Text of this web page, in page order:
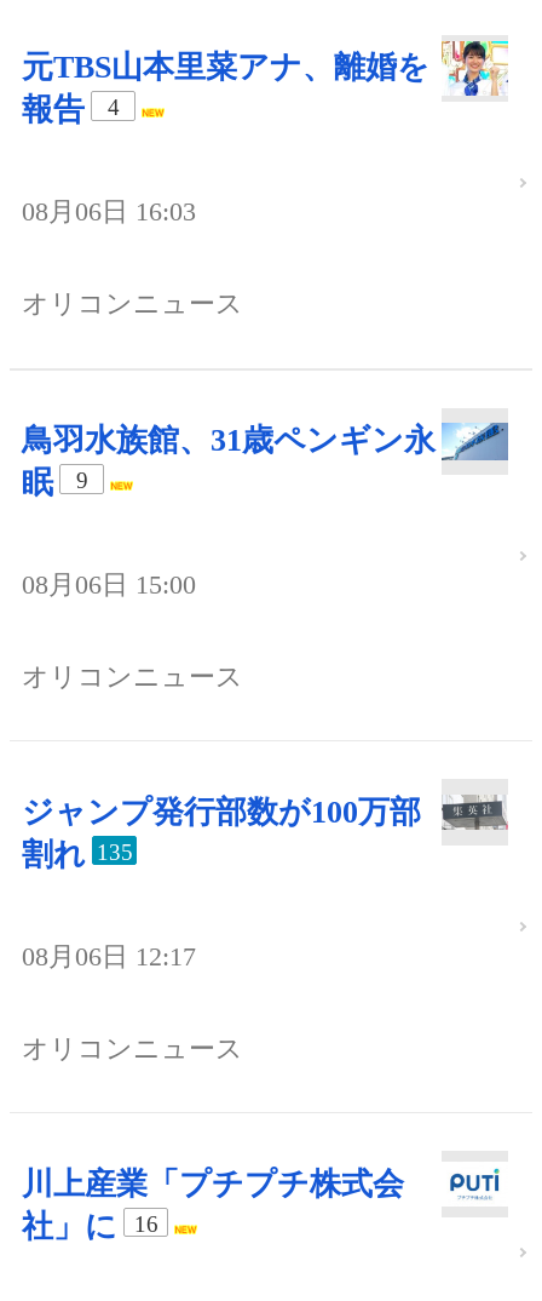
元TBS山本里菜アナ、離婚を
報告
4
08月06日 16:03
オリコンニュース
鳥羽水族館、31歳ペンギン永
眠
9
08月06日 15:00
オリコンニュース
ジャンプ発行部数が100万部
割れ 135
08月06日 12:17
オリコンニュース
川上産業「プチプチ株式会
社」に
16